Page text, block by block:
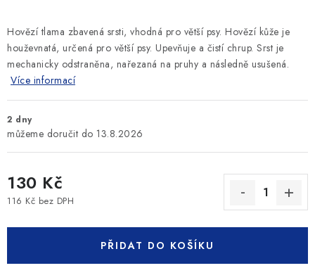
Hovězí tlama zbavená srsti, vhodná pro větší psy. Hovězí kůže je
houževnatá, určená pro větší psy. Upevňuje a čistí chrup. Srst je
mechanicky odstraněna, nařezaná na pruhy a následně usušená.
Více informací
2 dny
13.8.2026
130 Kč
116 Kč bez DPH
PŘIDAT DO KOŠÍKU